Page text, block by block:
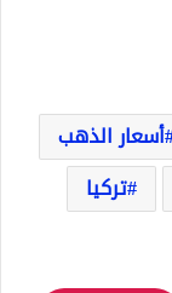
أسعار الذهب
تركيا